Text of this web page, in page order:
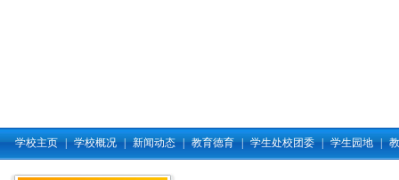
学校主页 | 学校概况 | 新闻动态 | 教育德育 | 学生处校团委 | 学生园地 |